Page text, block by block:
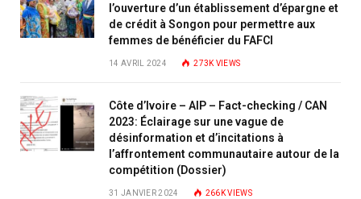
l’ouverture d’un établissement d’épargne et
de crédit à Songon pour permettre aux
femmes de bénéficier du FAFCI
14 AVRIL 2024 273KVIEWS
Côte d’Ivoire – AIP – Fact-checking / CAN
2023: Éclairage sur une vague de
désinformation et d’incitations à
l’affrontement communautaire autour de la
compétition (Dossier)
31 JANVIER 2024 266KVIEWS